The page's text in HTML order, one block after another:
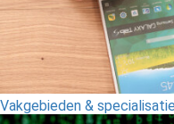
Vakgebieden &